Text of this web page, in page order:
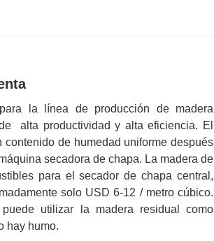
la línea de producción de madera
alta productividad y alta eficiencia. El
de humedad uniforme después
secadora de chapa. La madera de
para el secador de chapa central,
solo USD 6-12 / metro cúbico.
utilizar la madera residual como
hay humo.